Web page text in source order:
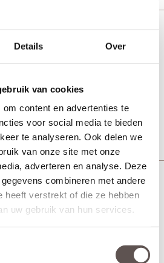
Details Over
van cookies
content en advertenties te
voor social media te bieden
te analyseren. Ook delen we
van onze site met onze
adverteren en analyse. Deze
combineren met andere
heeft verstrekt of die ze hebben
uw gebruik van hun services.
Zwart Rook glas
zwart
Vanaf € 644,-
Bekijk
Brons blank glas
Vanaf € 780,-